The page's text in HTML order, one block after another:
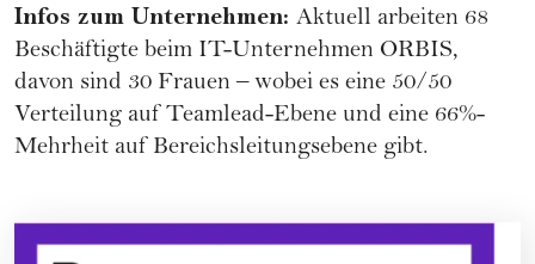
Infos zum Unternehmen: Aktuell arbeiten 68
Beschäftigte beim IT-Unternehmen ORBIS,
davon sind 30 Frauen – wobei es eine 50/50
Verteilung auf Teamlead-Ebene und eine 66%-
Mehrheit auf Bereichsleitungsebene gibt.